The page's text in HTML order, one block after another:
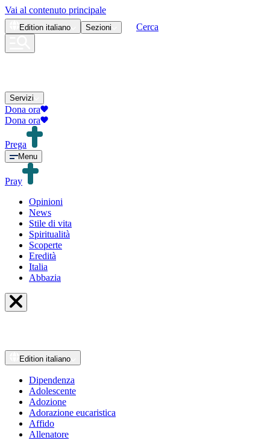
Vai al contenuto principale
Edition italiano Sezioni Cerca
Servizi
Dona ora
Dona ora
Prega
Menu
Pray
Opinioni
News
Stile di vita
Spiritualità
Scoperte
Eredità
Italia
Abbazia
Edition italiano
Dipendenza
Adolescente
Adozione
Adorazione eucaristica
Affido
Allenatore